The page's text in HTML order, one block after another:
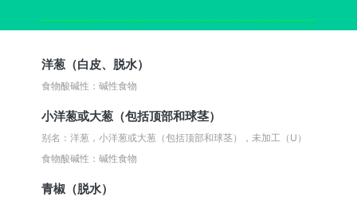
洋葱（白皮、脱水）
食物酸碱性：碱性食物
小洋葱或大葱（包括顶部和球茎）
别名：洋葱，小洋葱或大葱（包括顶部和球茎），未加工（U）
食物酸碱性：碱性食物
青椒（脱水）